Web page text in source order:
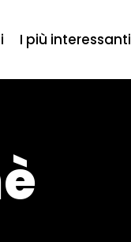
I più interessanti